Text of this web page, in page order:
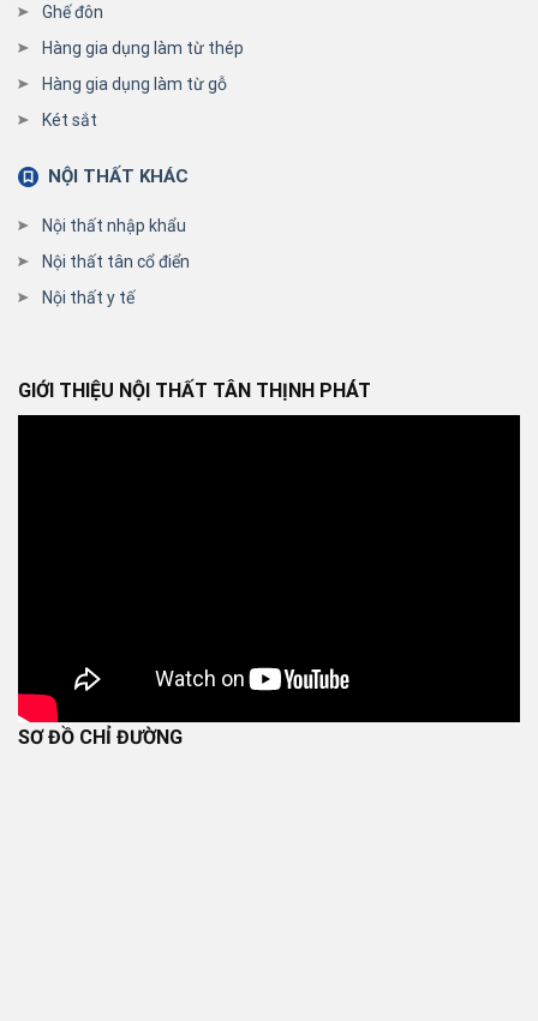
Ghế đôn
Hàng gia dụng làm từ thép
Hàng gia dụng làm từ gỗ
Két sắt
NỘI THẤT KHÁC
Nội thất nhập khẩu
Nội thất tân cổ điển
Nội thất y tế
GIỚI THIỆU NỘI THẤT TÂN THỊNH PHÁT
SƠ ĐỒ CHỈ ĐƯỜNG